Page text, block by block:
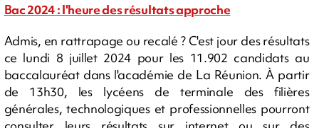
Bac 2024 : l'heure des résultats approche
Admis, en rattrapage ou recalé ? C'est jour des résultats
ce lundi 8 juillet 2024 pour les 11.902 candidats au
baccalauréat dans l'académie de La Réunion. À partir
de 13h30, les lycéens de terminale des filières
générales, technologiques et professionnelles pourront